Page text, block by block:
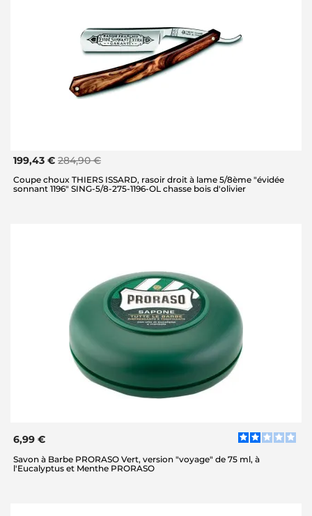
199,43 € 284,90 €
Coupe choux THIERS ISSARD, rasoir droit à lame 5/8ème "évidée
sonnant 1196" SING-5/8-275-1196-OL chasse bois d'olivier
6,99 €
Savon à Barbe PRORASO Vert, version "voyage" de 75 ml, à
l'Eucalyptus et Menthe PRORASO